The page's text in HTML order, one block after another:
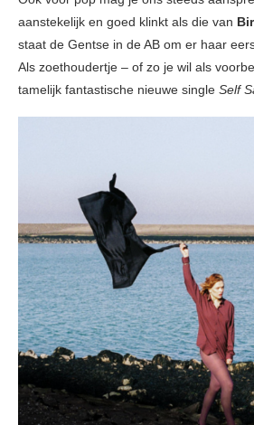
aanstekelijk en goed klinkt als die van
staat de Gentse in de AB om er haar
Als zoethoudertje – of zo je wil als
tamelijk fantastische nieuwe single Self